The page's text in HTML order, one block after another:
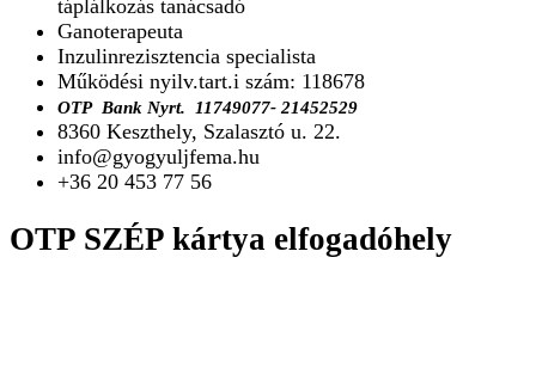
táplálkozás tanácsadó
Ganoterapeuta
Inzulinrezisztencia specialista
Működési nyilv.tart.i szám: 118678
OTP Bank Nyrt. 11749077- 21452529
8360 Keszthely, Szalasztó u. 22.
info@gyogyuljfema.hu
+36 20 453 77 56
OTP SZÉP kártya elfogadóhely